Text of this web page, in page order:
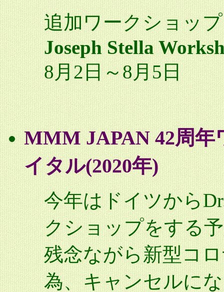
追加ワークショッ
Joseph Stella
8月2日～8月5日
MMM JAPAN 42周
イタル(2020年)
今年はドイツから
クショップをする
残念ながら新型コ
為、キャンセルに